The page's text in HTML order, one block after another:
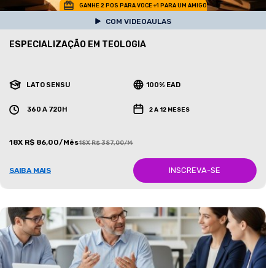
GANHE 2 POS PARA VOCE +1 PARA UM AMIGO
COM VIDEOAULAS
ESPECIALIZAÇÃO EM TEOLOGIA
LATO SENSU 100% EAD
360 A 720H 2 A 12 MESES
18X R$ 86,00/Mês18X R$ 387,00/Mês
SAIBA MAIS INSCREVA-SE